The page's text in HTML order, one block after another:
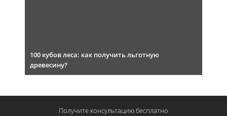
100 кубов леса: как получить льготную
древесину?
Получите консультациюбесплатно